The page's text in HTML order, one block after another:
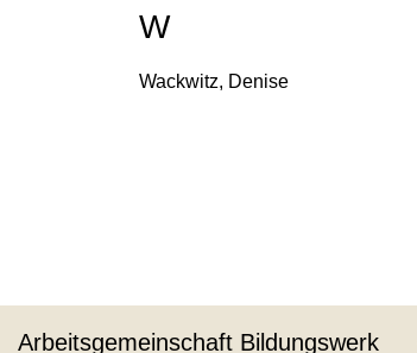
W
Wackwitz, Denise
Arbeitsgemeinschaft Bildungswerk